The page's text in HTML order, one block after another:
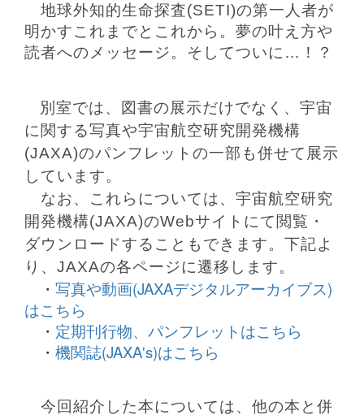
地球外知的生命探査(SETI)の第一人者が
明かすこれまでとこれから。夢の叶え方や
読者へのメッセージ。そしてついに…！？
別室では、図書の展示だけでなく、宇宙
に関する写真や宇宙航空研究開発機構
(JAXA)のパンフレットの一部も併せて展示
しています。
なお、これらについては、宇宙航空研究
開発機構(JAXA)のWebサイトにて閲覧・
ダウンロードすることもできます。 下記よ
り、JAXAの各ページに遷移します。
・ 写真や動画(JAXAデジタルアーカイブス)
はこちら
・ 定期刊行物、パンフレットはこちら
・ 機関誌(JAXA's)はこちら
今回紹介した本については、他の本と併